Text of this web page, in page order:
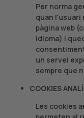
Per norma
quan l'usuari
pàgina web
idioma) i
un servei
sempre que
COOKIES
Les cookies